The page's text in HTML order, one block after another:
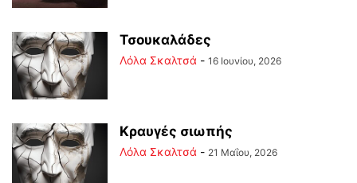
Τσουκαλάδες
Λόλα Σκαλτσά - 16 Ιουνίου, 2026
Κραυγές σιωπής
Λόλα Σκαλτσά - 21 Μαΐου, 2026